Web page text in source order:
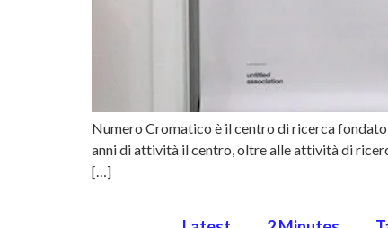
Numero Cromatico è il centro di ricerca
anni di attività il centro, oltre alle attività di
[…]